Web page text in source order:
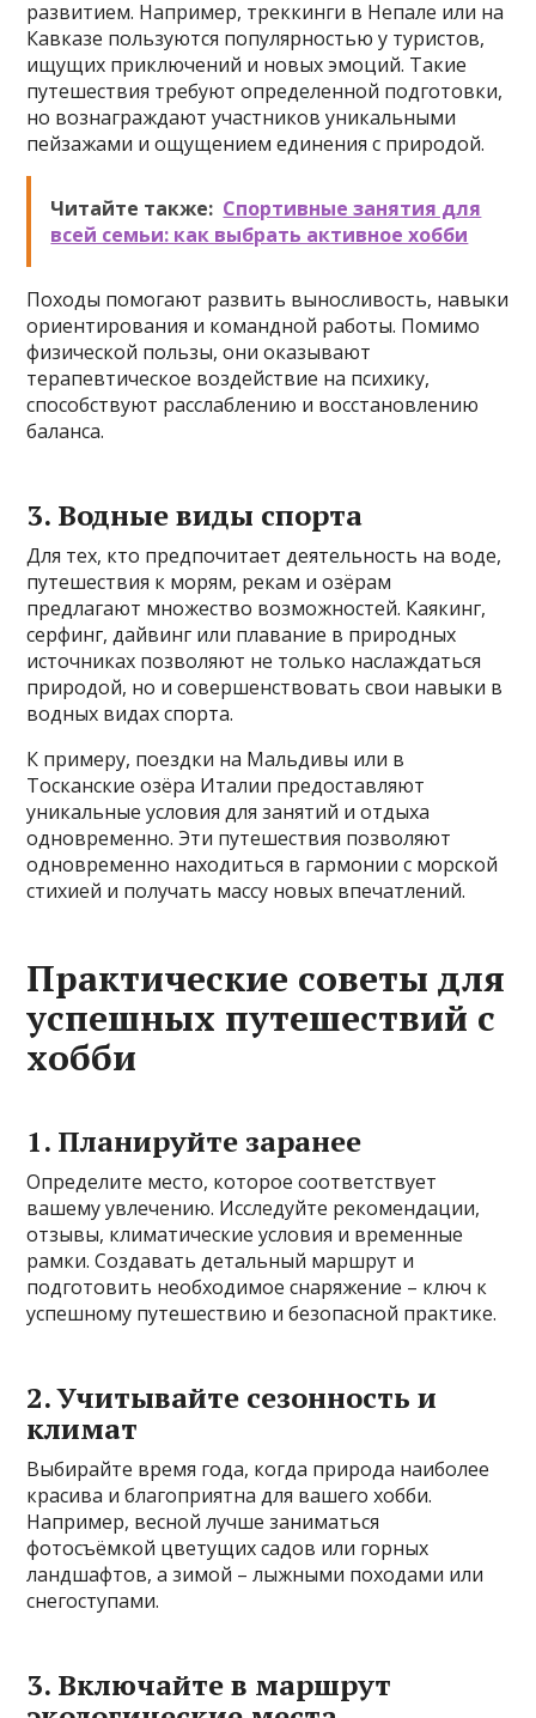
развитием. Например, треккинги в Непале или на
Кавказе пользуются популярностью у туристов,
ищущих приключений и новых эмоций. Такие
путешествия требуют определенной подготовки,
но вознаграждают участников уникальными
пейзажами и ощущением единения с природой.
Читайте также: Спортивные занятия для
всей семьи: как выбрать активное хобби
Походы помогают развить выносливость, навыки
ориентирования и командной работы. Помимо
физической пользы, они оказывают
терапевтическое воздействие на психику,
способствуют расслаблению и восстановлению
баланса.
3. Водные виды спорта
Для тех, кто предпочитает деятельность на воде,
путешествия к морям, рекам и озёрам
предлагают множество возможностей. Каякинг,
серфинг, дайвинг или плавание в природных
источниках позволяют не только наслаждаться
природой, но и совершенствовать свои навыки в
водных видах спорта.
К примеру, поездки на Мальдивы или в
Тосканские озёра Италии предоставляют
уникальные условия для занятий и отдыха
одновременно. Эти путешествия позволяют
одновременно находиться в гармонии с морской
стихией и получать массу новых впечатлений.
Практические советы для
успешных путешествий с
хобби
1. Планируйте заранее
Определите место, которое соответствует
вашему увлечению. Исследуйте рекомендации,
отзывы, климатические условия и временные
рамки. Создавать детальный маршрут и
подготовить необходимое снаряжение – ключ к
успешному путешествию и безопасной практике.
2. Учитывайте сезонность и
климат
Выбирайте время года, когда природа наиболее
красива и благоприятна для вашего хобби.
Например, весной лучше заниматься
фотосъёмкой цветущих садов или горных
ландшафтов, а зимой – лыжными походами или
снегоступами.
3. Включайте в маршрут